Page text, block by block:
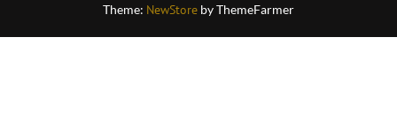
Theme: NewStore by ThemeFarmer